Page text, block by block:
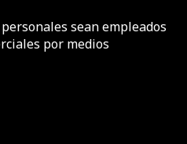
sean empleados
por medios